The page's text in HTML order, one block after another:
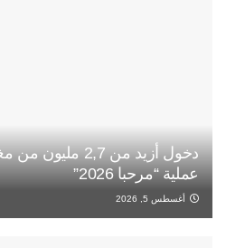
دخول أزيد من 2,7
عملية “مرحبا 2026”
أغسطس 5, 2026